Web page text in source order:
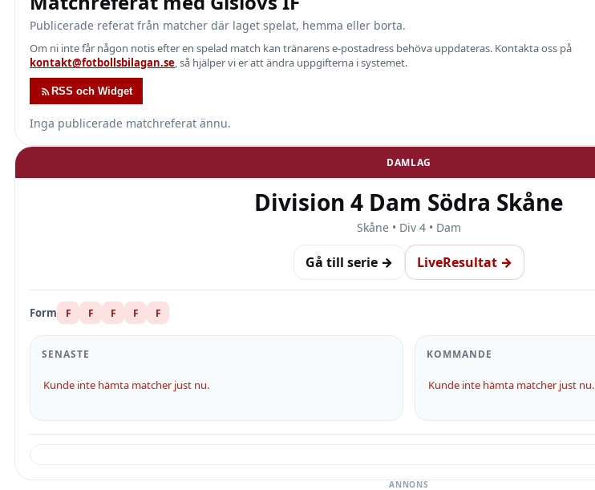
Publicerade referat från matcher där laget spelat, hemma eller borta.
Om ni inte får någon notis efter en spelad match kan tränarens e-postadress behöva uppdateras. Kontakta oss på
kontakt@fotbollsbilagan.se, så hjälper vi er att ändra uppgifterna i systemet.
RSS och Widget
Inga publicerade matchreferat ännu.
DAMLAG
Division 4 Dam Södra Skåne
Skåne • Div 4 • Dam
Gå till serie → LiveResultat →
Form F F F F F
SENASTE
Kunde inte hämta matcher just nu.
KOMMANDE
Kunde inte hämta matcher just nu.
ANNONS